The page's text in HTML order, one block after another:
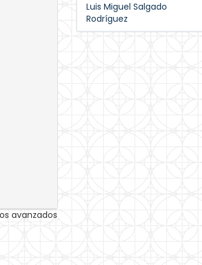
avanzados
Luis Miguel Salgado
Rodríguez